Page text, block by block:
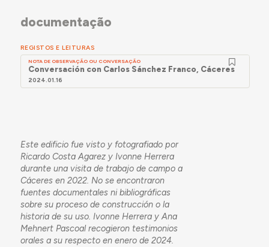
documentação
REGISTOS E LEITURAS
NOTA DE OBSERVAÇÃO OU CONVERSAÇÃO
Conversación con Carlos Sánchez Franco, Cáceres
2024.01.16
Este edificio fue visto y fotografiado por
Ricardo Costa Agarez y Ivonne Herrera
durante una visita de trabajo de campo a
Cáceres en 2022. No se encontraron
fuentes documentales ni bibliográficas
sobre su proceso de construcción o la
historia de su uso. Ivonne Herrera y Ana
Mehnert Pascoal recogieron testimonios
orales a su respecto en enero de 2024.